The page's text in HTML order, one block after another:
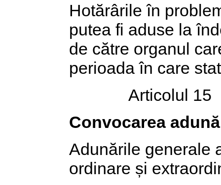
Hotărârile în
putea fi aduse la
de către organul
perioada în care
Articolul 15
Convocarea
Adunările generale
ordinare și